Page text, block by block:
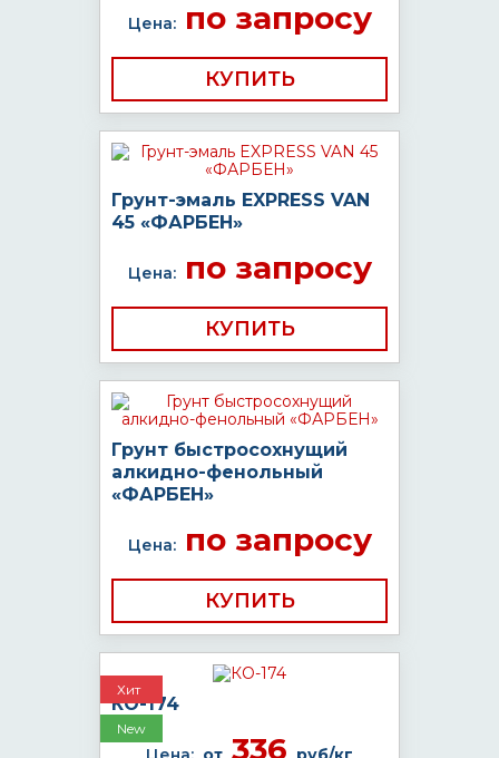
Цена:по запросу
КУПИТЬ
Грунт-эмаль EXPRESS VAN
45 «ФАРБЕН»
Цена:по запросу
КУПИТЬ
Грунт быстросохнущий
алкидно-фенольный
«ФАРБЕН»
Цена:по запросу
КУПИТЬ
Хит
New
КО-174
336